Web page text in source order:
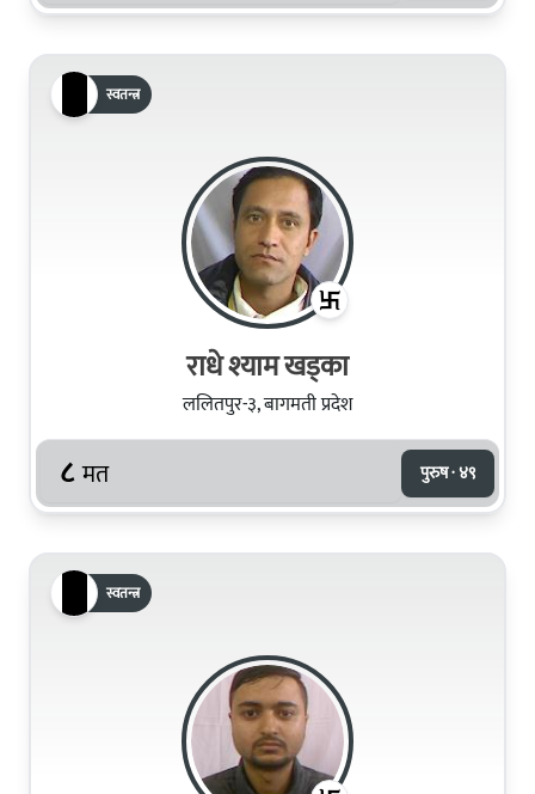
स्वतन्त्र
राधे श्याम खड्का
ललितपुर-३, बागमती प्रदेश
८ मत पुरुष · ४९
स्वतन्त्र